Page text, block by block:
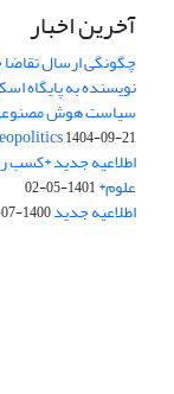
آخرین اخبار
چگونگی ارسال
نویسنده به پایگاه
سیاست هوش مصنوعی
1404-09-21
اطلاعیه جدید *کسب
علوم*1401-05-02
اطلاعیه جدید1400-07-08